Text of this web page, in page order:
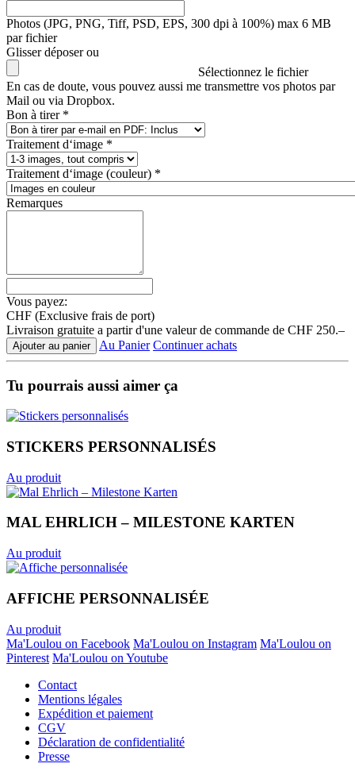
Photos (JPG, PNG, Tiff, PSD, EPS, 300 dpi à 100%) max 6 MB
par fichier
Glisser déposer ou
Sélectionnez le fichier
En cas de doute, vous pouvez aussi me transmettre vos photos par
Mail ou via Dropbox.
Bon à tirer *
Traitement d‘image *
Traitement d‘image (couleur) *
Remarques
Vous payez:
CHF (Exclusive frais de port)
Livraison gratuite a partir d'une valeur de commande de CHF 250.–
Ajouter au panier Au Panier Continuer achats
Tu pourrais aussi aimer ça
STICKERS PERSONNALISÉS
Au produit
MAL EHRLICH – MILESTONE KARTEN
Au produit
AFFICHE PERSONNALISÉE
Au produit
Ma'Loulou on Facebook Ma'Loulou on Instagram Ma'Loulou on
Pinterest Ma'Loulou on Youtube
Contact
Mentions légales
Expédition et paiement
CGV
Déclaration de confidentialité
Presse